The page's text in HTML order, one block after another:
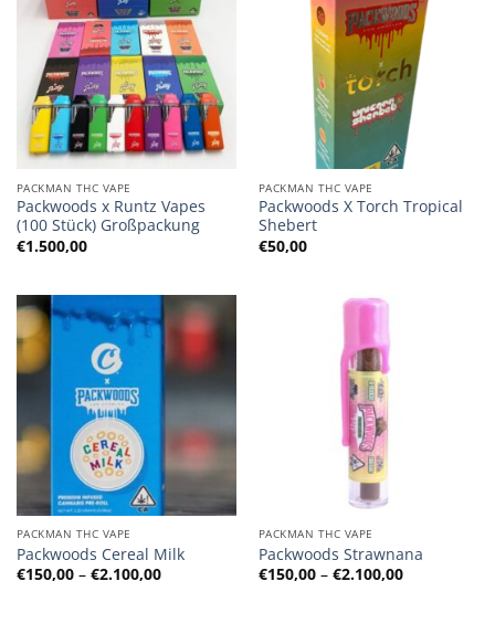
PACKMAN THC VAPE
Packwoods x Runtz Vapes
(100 Stück) Großpackung
€1.500,00
PACKMAN THC VAPE
Packwoods X Torch Tropical
Shebert
€50,00
PACKMAN THC VAPE
Packwoods Cereal Milk
€150,00 – €2.100,00Preisspanne:
€150,00
PACKMAN THC VAPE
Packwoods Strawnana
€150,00 – €2.100,00
€150,00